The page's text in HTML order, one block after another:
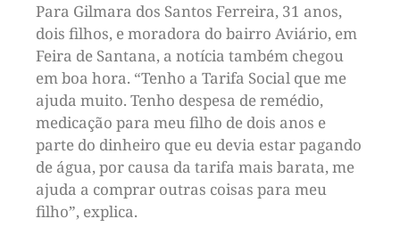
Para Gilmara dos Santos Ferreira, 31 anos,
dois filhos, e moradora do bairro Aviário, em
Feira de Santana, a notícia também chegou
em boa hora. “Tenho a Tarifa Social que me
ajuda muito. Tenho despesa de remédio,
medicação para meu filho de dois anos e
parte do dinheiro que eu devia estar pagando
de água, por causa da tarifa mais barata, me
ajuda a comprar outras coisas para meu
filho”, explica.